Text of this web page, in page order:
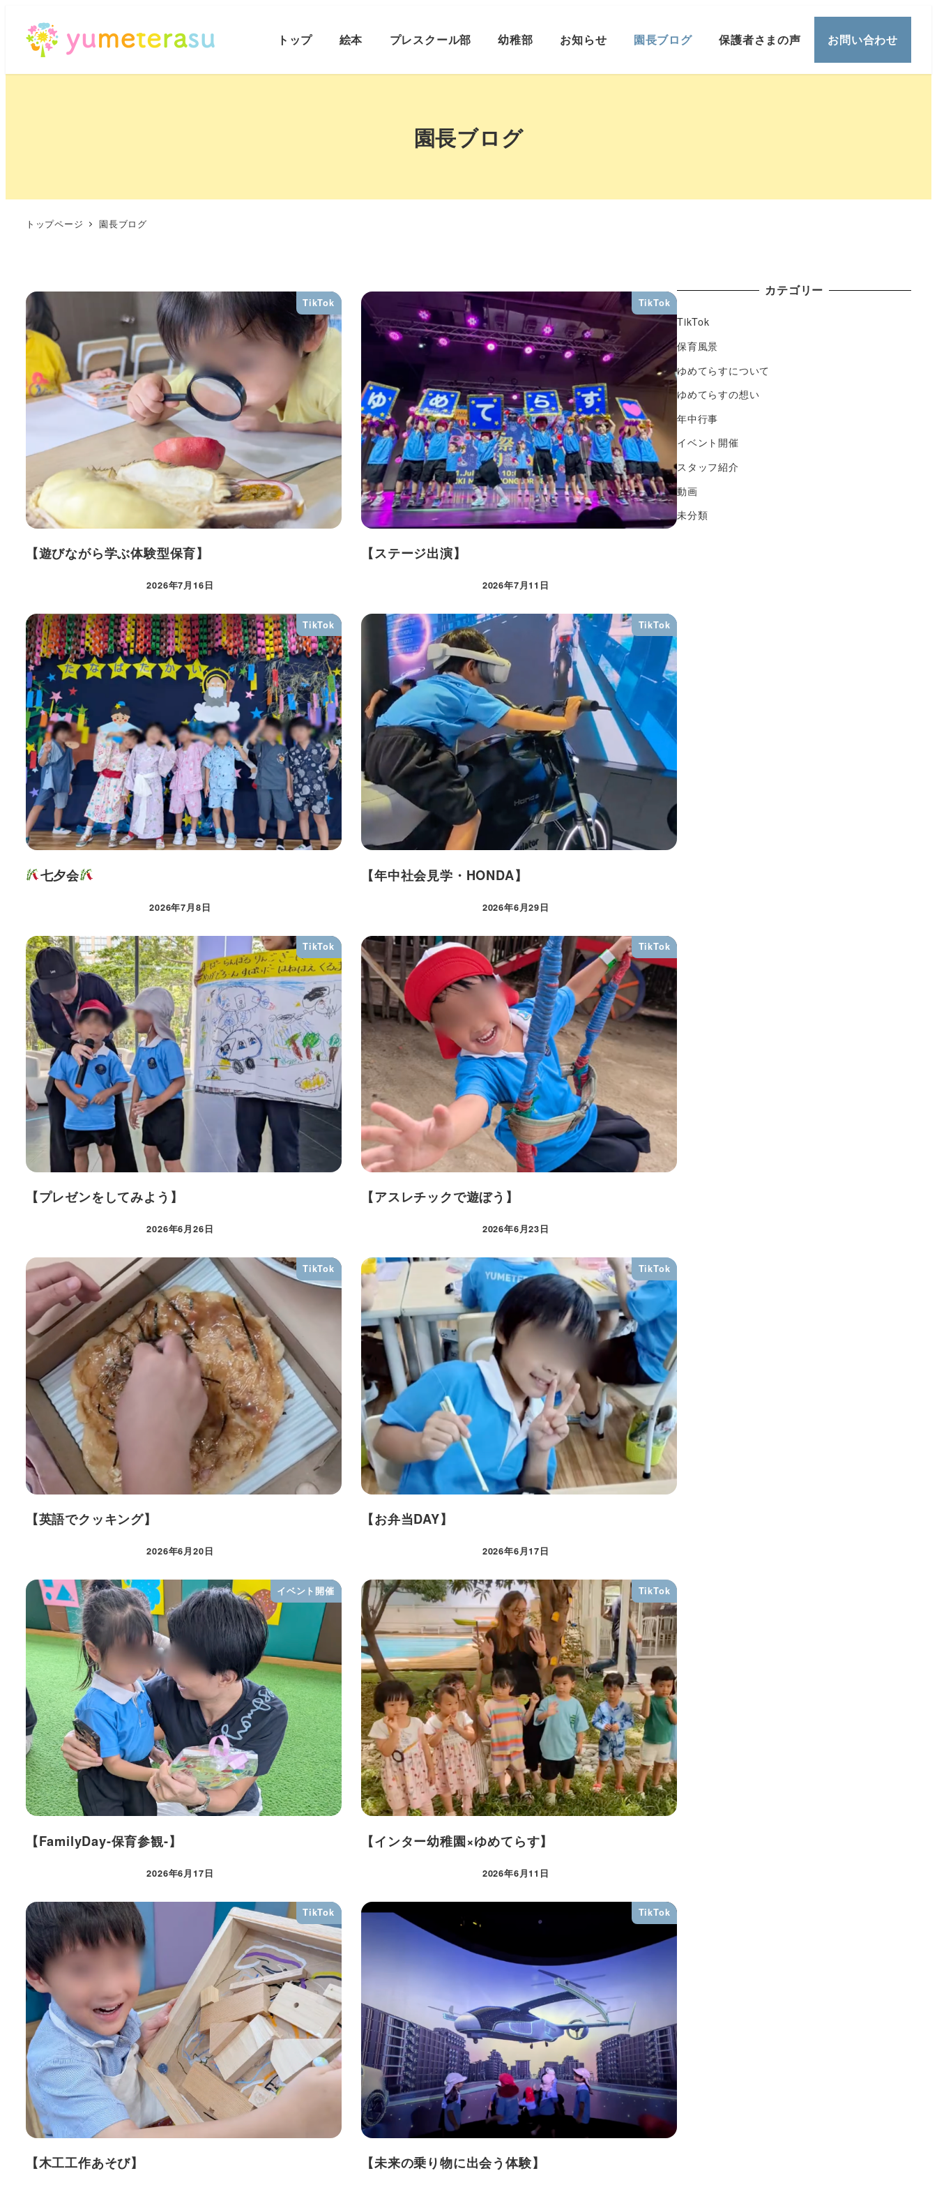
トップ 絵本 プレスクール部 幼稚部 お知らせ 園長ブログ 保護者さまの声 お問い合わせ
園長ブログ
トップページ 園長ブログ
TikTok
【遊びながら学ぶ体験型保育】
2026年7月16日
TikTok
【ステージ出演】
2026年7月11日
TikTok
七夕会
2026年7月8日
TikTok
【年中社会見学・HONDA】
2026年6月29日
TikTok
【プレゼンをしてみよう】
2026年6月26日
TikTok
【アスレチックで遊ぼう】
2026年6月23日
TikTok
【英語でクッキング】
2026年6月20日
TikTok
【お弁当DAY】
2026年6月17日
イベント開催
【FamilyDay-保育参観-】
2026年6月17日
TikTok
【インター幼稚園×ゆめてらす】
2026年6月11日
TikTok
【木工工作あそび】
TikTok
【未来の乗り物に出会う体験】
カテゴリー
TikTok
保育風景
ゆめてらすについて
ゆめてらすの想い
年中行事
イベント開催
スタッフ紹介
動画
未分類